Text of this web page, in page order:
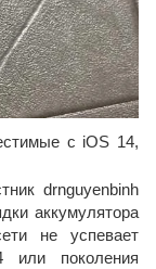
с iOS 14,
drnguyenbinh
аккумулятора
не успевает
или поколения